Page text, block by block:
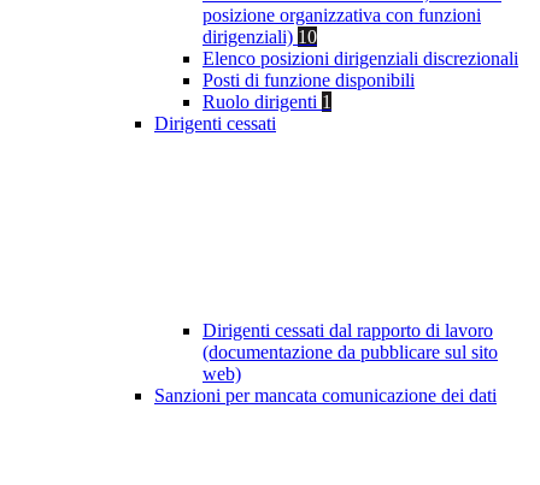
posizione organizzativa con funzioni
dirigenziali) 10
Elenco posizioni dirigenziali discrezionali
Posti di funzione disponibili
Ruolo dirigenti 1
Dirigenti cessati
Dirigenti cessati dal rapporto di lavoro
(documentazione da pubblicare sul sito
web)
Sanzioni per mancata comunicazione dei dati